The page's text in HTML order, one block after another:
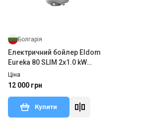
Болгарія
Електричний бойлер Eldom
Eureka 80 SLIM 2x1.0 kW
WV08039D
Ціна
12 000 грн
Купити